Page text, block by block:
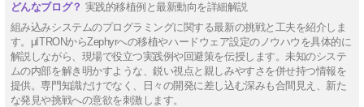
実践的移植例と最新動向を詳細解説
組み込みシステムのプログラミングに関する最新の挑戦と工夫を紹介しま
す。μITRONからZephyrへの移植やハードウェア設定のノウハウを具体的に
解説しながら、現場で役立つ実践例や回避策を伝授します。未知のシステ
ムの内部を解き明かすような、鋭い視点と親しみやすさを併せ持つ情報を
提供。専門知識だけでなく、日々の開発に差し込む深みも合間見え、新た
な発見や挑戦への意欲を刺激します。